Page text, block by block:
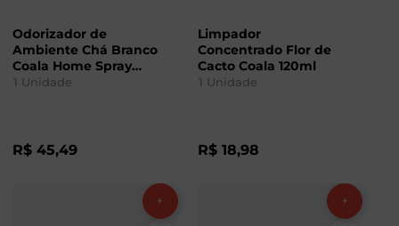
Odorizador de
Ambiente Chá Branco
Coala Home Spray
260ml
1 Unidade
R$ 45,49
Limpador
Concentrado Flor de
Cacto Coala 120ml
1 Unidade
R$ 18,98